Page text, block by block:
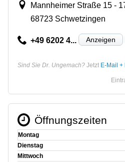
Mannheimer Straße 15 -
68723 Schwetzingen
+49 6202 4... Anzeigen
Sind Sie Dr. Ungemach? Jetzt E-Mail +
Öffnungszeiten
Montag
Dienstag
Mittwoch